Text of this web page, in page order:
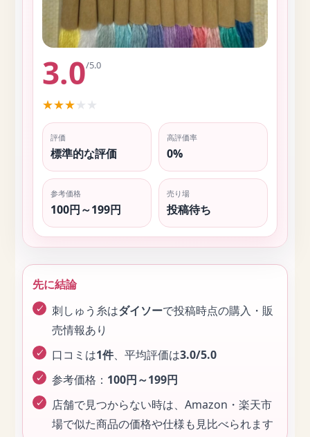
3.0/5.0
★★★★ ★
評価
標準的な評価
高評価率
0%
参考価格
100円～199円
売り場
投稿待ち
先に結論
刺しゅう糸はダイソーで投稿時点の購入・販
売情報あり
口コミは1件、平均評価は3.0/5.0
参考価格： 100円～199円
店舗で見つからない時は、Amazon・楽天市
場で似た商品の価格や仕様も見比べられます